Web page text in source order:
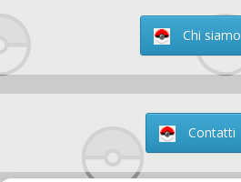
Chi siamo
Contatti